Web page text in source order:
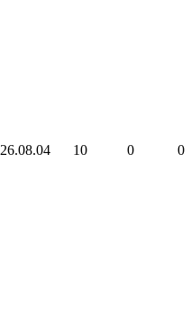
26.08.04 10 0 0